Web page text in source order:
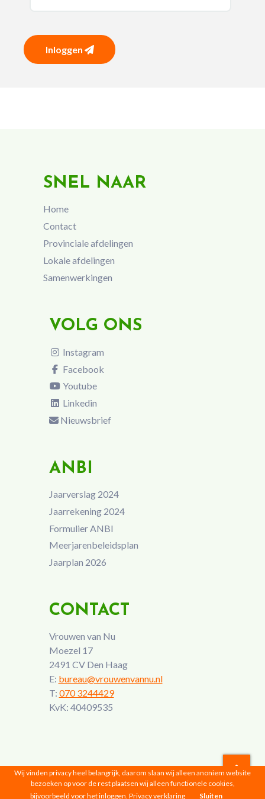
Inloggen
SNEL NAAR
Home
Contact
Provinciale afdelingen
Lokale afdelingen
Samenwerkingen
VOLG ONS
Instagram
Facebook
Youtube
Linkedin
Nieuwsbrief
ANBI
Jaarverslag 2024
Jaarrekening 2024
Formulier ANBI
Meerjarenbeleidsplan
Jaarplan 2026
CONTACT
Vrouwen van Nu
Moezel 17
2491 CV Den Haag
E: bureau@vrouwenvannu.nl
T: 070 3244429
KvK: 40409535
Vrouwen van Nu © 2026 |Privacyverklaring
Wij vinden privacy heel belangrijk, daarom slaan wij alleen anoniem website
bezoeken op voor de rest plaatsen wij alleen functionele cookies,
bijvoorbeeld voor het inloggen. Privacy verklaring Sluiten